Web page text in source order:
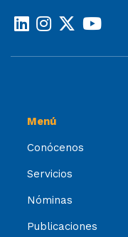
Menú
Conócenos
Servicios
Nóminas
Publicaciones